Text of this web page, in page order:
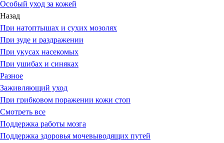
Особый уход за кожей
Назад
При натоптышах и сухих мозолях
При зуде и раздражении
При укусах насекомых
При ушибах и синяках
Разное
Заживляющий уход
При грибковом поражении кожи стоп
Смотреть все
Поддержка работы мозга
Поддержка здоровья мочевыводящих путей